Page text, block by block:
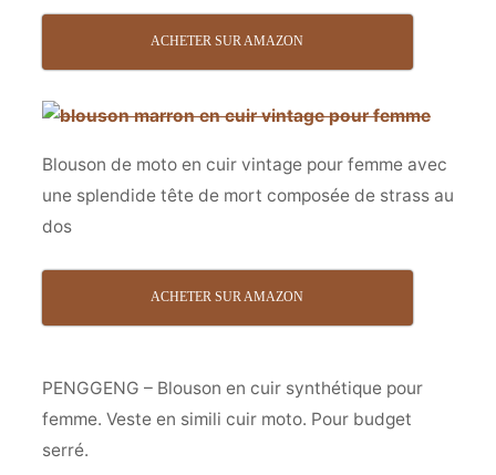
ACHETER SUR AMAZON
Blouson de moto en cuir vintage pour femme avec
une splendide tête de mort composée de strass au
dos
ACHETER SUR AMAZON
PENGGENG – Blouson en cuir synthétique pour
femme. Veste en simili cuir moto. Pour budget
serré.